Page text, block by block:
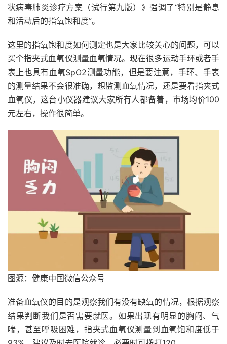
状病毒肺炎诊疗方案（试行第九版）》强调了“特别是静息
和活动后的指氧饱和度”。
这里的指氧饱和度如何测定也是大家比较关心的问题，可以
买个指夹式血氧仪测量血氧情况。现在很多运动手环或者手
表上也具有血氧SpO2测量功能，但是要注意，手环、手表
的测量结果不会很准确，想监测血氧情况，还是要看指夹式
血氧仪，这台小仪器建议大家所有人都备着，市场均价100
元左右，操作很简单。
图源：健康中国微信公众号
准备血氧仪的目的是观察我们有没有缺氧的情况，根据观察
结果判断我们是否需要就医。如果出现有明显的胸闷、气
喘，甚至呼吸困难，指夹式血氧仪测量到血氧饱和度低于